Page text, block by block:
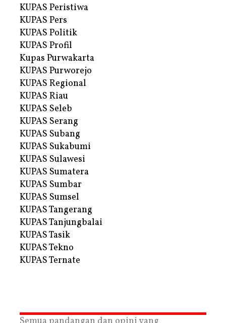
KUPAS Peristiwa
KUPAS Pers
KUPAS Politik
KUPAS Profil
Kupas Purwakarta
KUPAS Purworejo
KUPAS Regional
KUPAS Riau
KUPAS Seleb
KUPAS Serang
KUPAS Subang
KUPAS Sukabumi
KUPAS Sulawesi
KUPAS Sumatera
KUPAS Sumbar
KUPAS Sumsel
KUPAS Tangerang
KUPAS Tanjungbalai
KUPAS Tasik
KUPAS Tekno
KUPAS Ternate